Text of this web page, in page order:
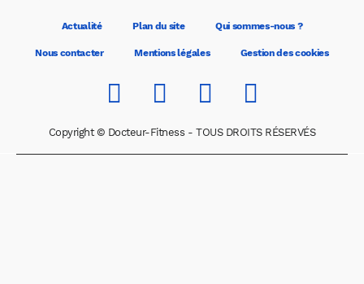
Actualité Plan du site Qui sommes-nous ?
Nous contacter Mentions légales Gestion des cookies
Copyright © Docteur-Fitness - TOUS DROITS RÉSERVÉS